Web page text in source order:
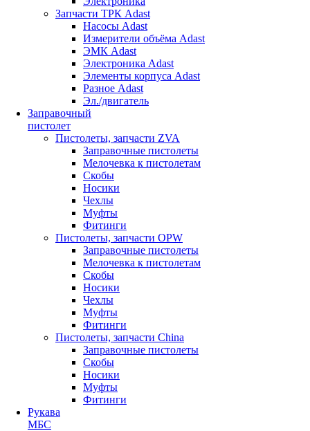
Запчасти ТРК Adast
Насосы Adast
Измерители объёма Adast
ЭМК Adast
Электроника Adast
Элементы корпуса Adast
Разное Adast
Эл./двигатель
Заправочный
пистолет
Пистолеты, запчасти ZVA
Заправочные пистолеты
Мелочевка к пистолетам
Скобы
Носики
Чехлы
Муфты
Фитинги
Пистолеты, запчасти OPW
Заправочные пистолеты
Мелочевка к пистолетам
Скобы
Носики
Чехлы
Муфты
Фитинги
Пистолеты, запчасти China
Заправочные пистолеты
Скобы
Носики
Муфты
Фитинги
Рукава
МБС